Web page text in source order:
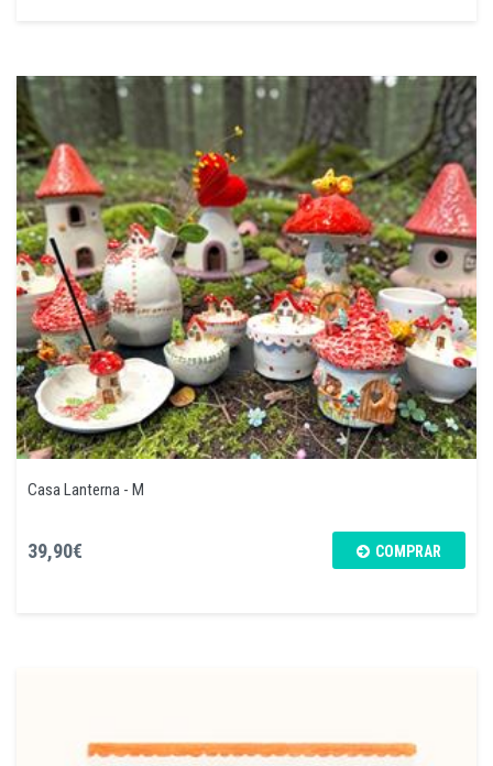
Casa Lanterna - M
39,90€ COMPRAR